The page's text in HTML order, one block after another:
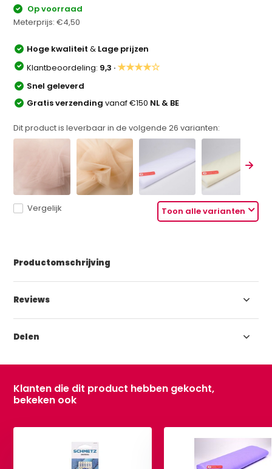
Op voorraad
Meterprijs:€4,50
Hoge kwaliteit& Lage prijzen
Klantbeoordeling: 9,3 ·★★★★☆
Snel geleverd
Gratis verzendingvanaf €150 NL & BE
Dit product is leverbaar in de volgende26 varianten:
Toon alle varianten
Vergelijk
Productomschrijving
Reviews
Delen
Klanten die dit product hebben gekocht,
bekeken ook